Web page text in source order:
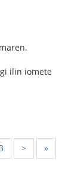
ilin iomete
> »